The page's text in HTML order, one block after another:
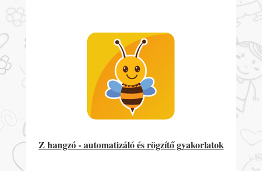
Z hangzó - automatizáló és rögzítő gyakorlatok